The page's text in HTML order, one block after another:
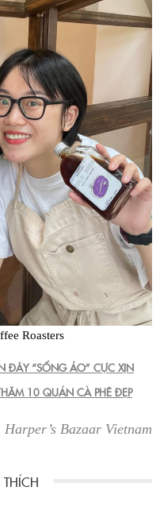
Roasters
ĐÂY “SỐNG ẢO” CỰC XỊN
10 QUÁN CÀ PHÊ ĐẸP
Harper’s Bazaar Vietnam